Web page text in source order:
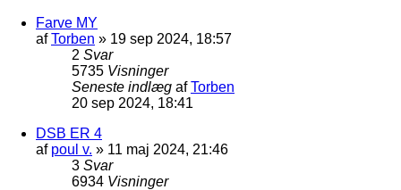
Farve MY
afTorben » 19 sep 2024, 18:57
2 Svar
5735 Visninger
Seneste indlæg afTorben
20 sep 2024, 18:41
DSB ER 4
af poul v. » 11 maj 2024, 21:46
3 Svar
6934 Visninger